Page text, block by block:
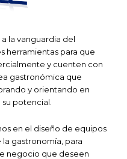
la vanguardia del
herramientas para que
y cuenten con
gastronómica que
y orientando en
potencial.
en el diseño de equipos
la gastronomía, para
negocio que deseen